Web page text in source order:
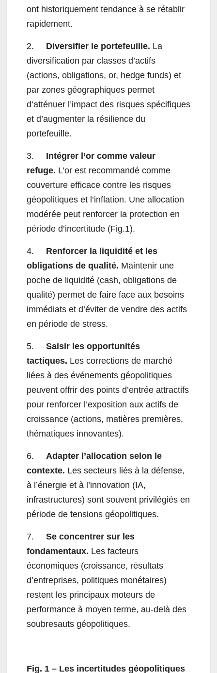
ont historiquement tendance à se rétablir
rapidement.
2. Diversifier le portefeuille. La
diversification par classes d’actifs
(actions, obligations, or, hedge funds) et
par zones géographiques permet
d’atténuer l’impact des risques spécifiques
et d’augmenter la résilience du
portefeuille.
3. Intégrer l’or comme valeur
refuge. L’or est recommandé comme
couverture efficace contre les risques
géopolitiques et l’inflation. Une allocation
modérée peut renforcer la protection en
période d’incertitude (Fig.1).
4. Renforcer la liquidité et les
obligations de qualité. Maintenir une
poche de liquidité (cash, obligations de
qualité) permet de faire face aux besoins
immédiats et d’éviter de vendre des actifs
en période de stress.
5. Saisir les opportunités
tactiques. Les corrections de marché
liées à des événements géopolitiques
peuvent offrir des points d’entrée attractifs
pour renforcer l’exposition aux actifs de
croissance (actions, matières premières,
thématiques innovantes).
6. Adapter l’allocation selon le
contexte. Les secteurs liés à la défense,
à l’énergie et à l’innovation (IA,
infrastructures) sont souvent privilégiés en
période de tensions géopolitiques.
7. Se concentrer sur les
fondamentaux. Les facteurs
économiques (croissance, résultats
d’entreprises, politiques monétaires)
restent les principaux moteurs de
performance à moyen terme, au-delà des
soubresauts géopolitiques.
Fig. 1 – Les incertitudes géopolitiques